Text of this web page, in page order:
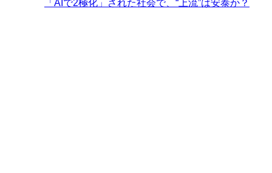
「AIで2極化」された社会で、“上流”は安泰か？